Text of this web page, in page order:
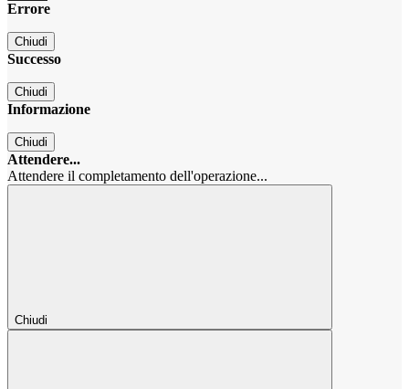
Errore
Chiudi
Successo
Chiudi
Informazione
Chiudi
Attendere...
Attendere il completamento dell'operazione...
Chiudi